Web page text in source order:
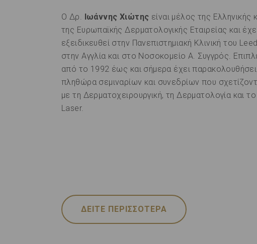
Ο Δρ. Ιωάννης Χιώτης είναι μέλος της Ελληνικής
της Ευρωπαϊκής Δερματολογικής Εταιρείας και
εξειδικευθεί στην Πανεπιστημιακή Κλινική του
στην Αγγλία και στο Νοσοκομείο Α. Συγγρός.
από το 1992 έως και σήμερα έχει παρακολουθήσει
πληθώρα σεμιναρίων και συνεδρίων που
με τη Δερματοχειρουργική, τη Δερματολογία και το
Laser.
ΔΕΙΤΕ ΠΕΡΙΣΣΟΤΕΡΑ